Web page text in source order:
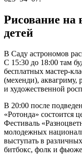
Рисование на
детей
В Саду астрономов
С 15:30 до 18:00 там
бесплатных мастер-
(мехенди), аквагриму,
и художественной
В 20:00 после
«Ротонда» состоится
Фестиваль
молодежных
выступать в
битбокс, фолк и